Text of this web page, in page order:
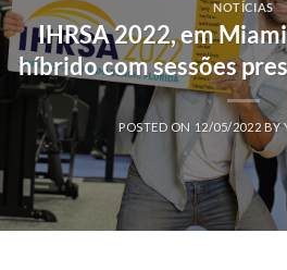
NOTÍCIAS
IHRSA 2022, em
híbrido com sessões
POSTED ON 12/05/2022 BY